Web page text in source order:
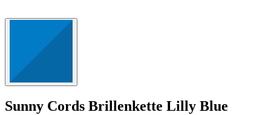
Sunny Cords Brillenkette Lilly Blue